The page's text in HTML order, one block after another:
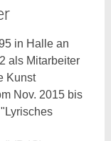
in Halle an
als Mitarbeiter
Kunst
Nov. 2015 bis